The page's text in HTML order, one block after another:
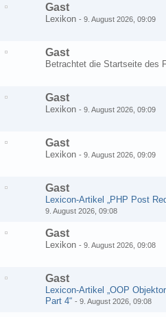
Gast
Lexikon - 9. August 2026, 09:09
Gast
Betrachtet die Startseite des
Gast
Lexikon - 9. August 2026, 09:09
Gast
Lexikon - 9. August 2026, 09:09
Gast
Lexicon-Artikel „PHP Post
9. August 2026, 09:08
Gast
Lexikon - 9. August 2026, 09:08
Gast
Lexicon-Artikel „OOP
Part 4“ - 9. August 2026, 09:08